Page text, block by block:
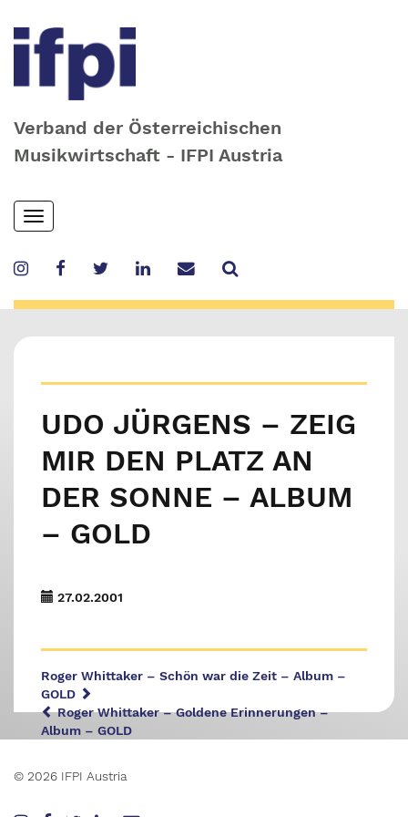
Verband der Österreichischen
Musikwirtschaft - IFPI Austria
Skip
to
content
Toggle
navigation
UDO JÜRGENS – ZEIG
MIR DEN PLATZ AN
DER SONNE – ALBUM
– GOLD
27.02.2001
Roger Whittaker – Schön war die Zeit – Album –
GOLD
Roger Whittaker – Goldene Erinnerungen –
Album – GOLD
© 2026 IFPI Austria